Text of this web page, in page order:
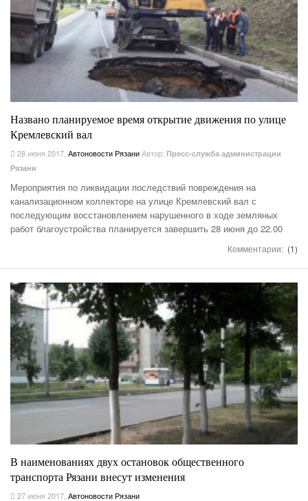
Названо планируемое время открытие движения по улице
Кремлевский вал
28 июня 2017 Автоновости РязаниАвтор: Пресс-служба администрации
Рязани
Мероприятия по ликвидации последствий повреждения на
канализационном коллекторе на улице Кремлевский вал с
последующим восстановлением нарушенного в ходе земляных
работ благоустройства планируется завершить 28 июня до 22.00
Комментарии: (1)
В наименованиях двух остановок общественного
транспорта Рязани внесут изменения
27 июня 2017, Автоновости Рязани